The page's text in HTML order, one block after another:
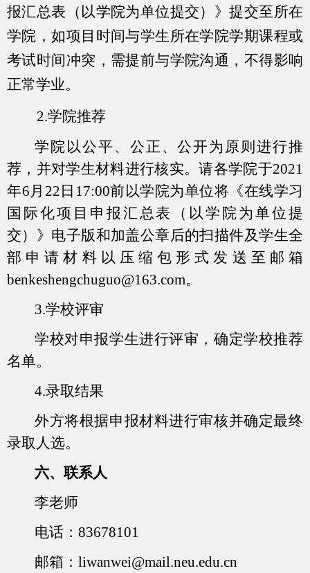
报汇总表（以学院为单位提交）》提交至所在
学院，如项目时间与学生所在学院学期课程或
考试时间冲突，需提前与学院沟通，不得影响
正常学业。
2.学院推荐
学院以公平、公正、公开为原则进行推
荐，并对学生材料进行核实。请各学院于2021
年6月 22 日 17:00前以学院为单位将《在线学习
国际化项目申报汇总表（以学院为单位提
交）》电子版和加盖公章后的扫描件及学生全
部申请材料以压缩包形式发送至邮箱
benkeshengchuguo@163.com。
3.学校评审
学校对申报学生进行评审，确定学校推荐
名单。
4.录取结果
外方将根据申报材料进行审核并确定最终
录取人选。
六、联系人
李老师
电话： 83678101
邮箱： liwanwei@mail.neu.edu.cn